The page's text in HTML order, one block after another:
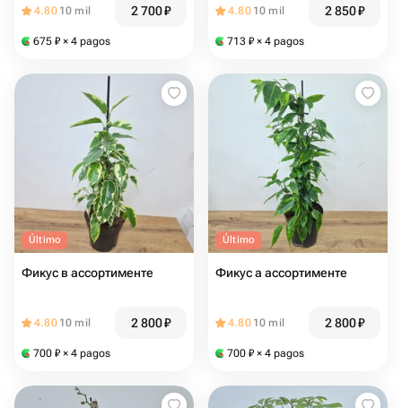
4.80 10 mil 2 700₽
675 ₽ × 4 pagos
4.80 10 mil 2 850₽
713 ₽ × 4 pagos
Último
Фикус в ассортименте
4.80 10 mil 2 800₽
700 ₽ × 4 pagos
Último
Фикус а ассортименте
4.80 10 mil 2 800₽
700 ₽ × 4 pagos